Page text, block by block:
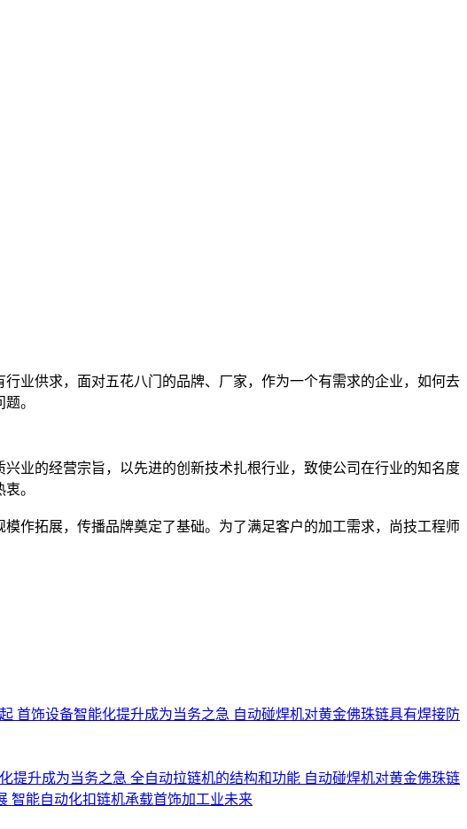
业供求，面对五花八门的品牌、厂家，作为一个有需求的企业，如何去
。
业的经营宗旨，以先进的创新技术扎根行业，致使公司在行业的知名度
。
作拓展，传播品牌奠定了基础。为了满足客户的加工需求，尚技工程师
首饰设备智能化提升成为当务之急 自动碰焊机对黄金佛珠链具有焊接防
提升成为当务之急 全自动拉链机的结构和功能 自动碰焊机对黄金佛珠链
智能自动化扣链机承载首饰加工业未来